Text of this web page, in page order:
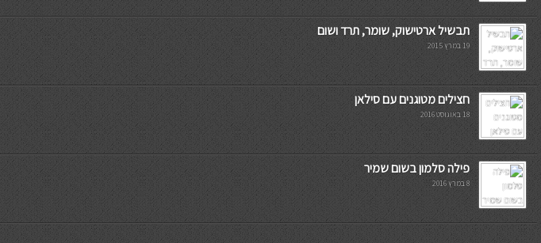
תבשיל ארטישוק, שומר, תרד ושום
19 במרץ 2015
חצילים מטוגנים עם סילאן
18 באוגוסט 2016
פילה סלמון בשום שמיר
8 במרץ 2016
7slots